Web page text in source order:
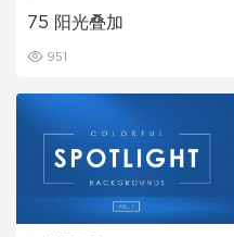
75 阳光叠加
951